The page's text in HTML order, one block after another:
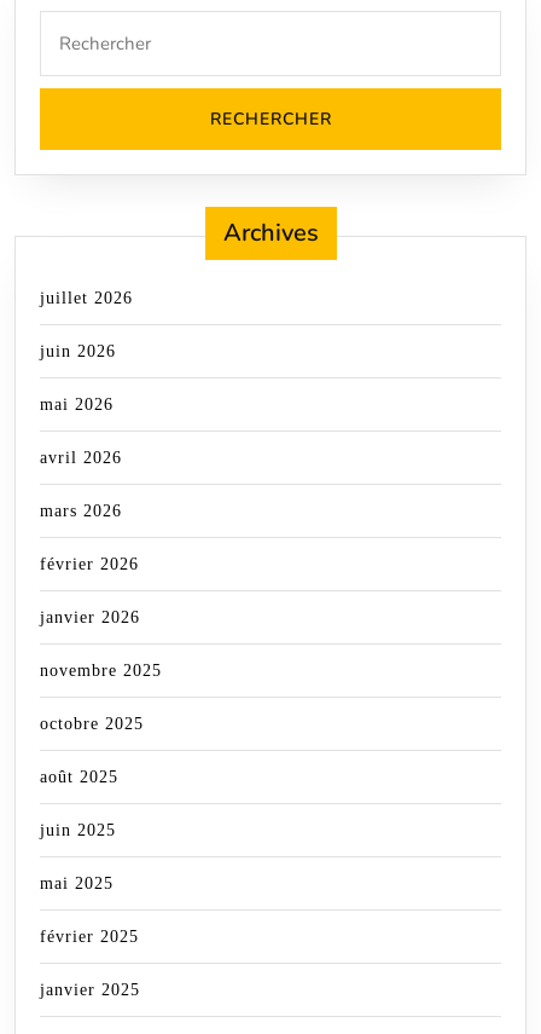
for:
Archives
juillet 2026
juin 2026
mai 2026
avril 2026
mars 2026
février 2026
janvier 2026
novembre 2025
octobre 2025
août 2025
juin 2025
mai 2025
février 2025
janvier 2025